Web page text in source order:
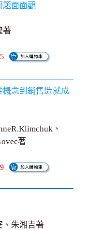
題面面觀
著
概念到銷售造就成
、
著
、朱湘吉著